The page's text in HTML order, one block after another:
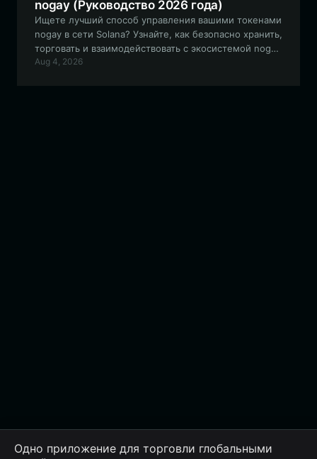
nogay (Руководство 2026 года)
Ищете лучший способ управления вашими токенами
nogay в сети Solana? Узнайте, как безопасно хранить,
торговать и взаимодействовать с экосистемой nogay
с помощью Bitget Wallet — идеального
Aug 4, 2026
Одно приложение для торговли глобальными